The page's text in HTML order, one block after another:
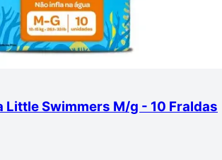
Little Swimmers M/g - 10 Fraldas